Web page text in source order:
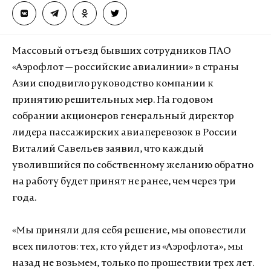
Массовый отъезд бывших сотрудников ПАО
«Аэрофлот — российские авиалинии» в страны
Азии сподвигло руководство компании к
принятию решительных мер. На годовом
собрании акционеров генеральный директор
лидера пассажирских авиаперевозок в России
Виталий Савельев заявил, что каждый
уволившийся по собственному желанию обратно
на работу будет принят не ранее, чем через три
года.
«Мы приняли для себя решение, мы оповестили
всех пилотов: тех, кто уйдет из «Аэрофлота», мы
назад не возьмем, только по прошествии трех лет.